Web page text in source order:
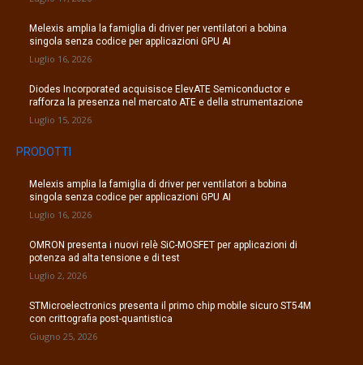
Melexis amplia la famiglia di driver per ventilatori a bobina
singola senza codice per applicazioni GPU AI
Luglio 16, 2026
Diodes Incorporated acquisisce ElevATE Semiconductor e
rafforza la presenza nel mercato ATE e della strumentazione
Luglio 15, 2026
PRODOTTI
Melexis amplia la famiglia di driver per ventilatori a bobina
singola senza codice per applicazioni GPU AI
Luglio 16, 2026
OMRON presenta i nuovi relè SiC-MOSFET per applicazioni di
potenza ad alta tensione e di test
Luglio 2, 2026
STMicroelectronics presenta il primo chip mobile sicuro ST54M
con crittografia post-quantistica
Giugno 25, 2026